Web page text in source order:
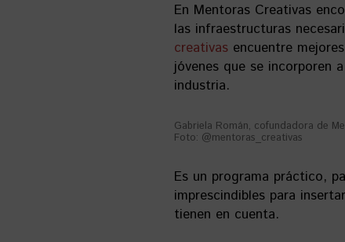
En Mentoras Creativas
las infraestructuras
creativas encuentre
jóvenes que se incorporen
industria.
Gabriela Román, cofundadora de
Foto: @mentoras_creativas
Es un programa práctico,
imprescindibles para
tienen en cuenta.